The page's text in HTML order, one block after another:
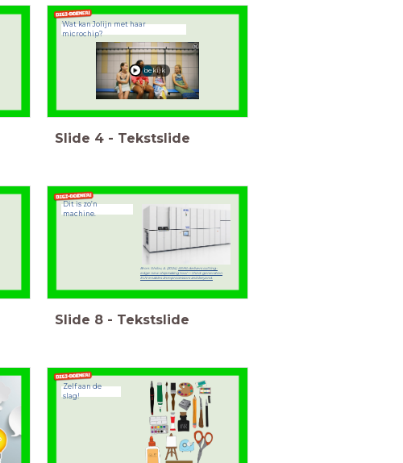
Wat kan Jolijn met haar
microchip?
bekijk
Slide 4 - Tekstslide
Dit is zo’n
machine.
Bron: Shilov, A. (2024). ASML delivers cutting-
edge new chipmaking tool — third-generation
EUV enables 2nm processors and beyond.
Slide 8 - Tekstslide
Zelf aan de
slag!